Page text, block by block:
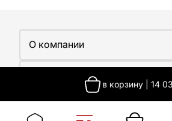
в корзину 14
О компании
О компании
Новости
Контакты
Покупателям